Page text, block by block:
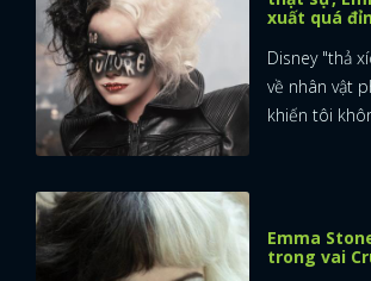
ĐĂNG
xuất quá
Disney "thả
về nhân vật
khiến tôi
Emma
trong vai